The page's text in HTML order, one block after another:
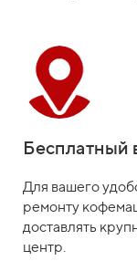
Бесплатный
Для вашего
ремонту
доставлять
центр.